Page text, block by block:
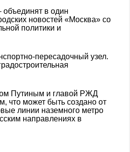
объединят в один
новостей «Москва» со
политики и
пересадочный узел.
Путиным и главой РЖД
может быть создано от
линии наземного метро
направлениях в